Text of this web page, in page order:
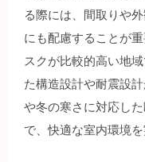
る際には、間取りや
にも配慮することが
スクが比較的高い地
た構造設計や耐震設
や冬の寒さに対応し
で、快適な室内環境